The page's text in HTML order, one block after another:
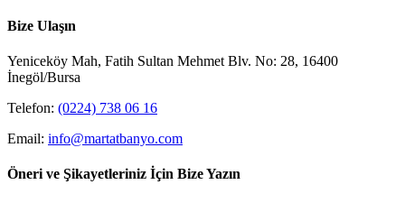
Bize Ulaşın
Yeniceköy Mah, Fatih Sultan Mehmet Blv. No: 28, 16400
İnegöl/Bursa
Telefon: (0224) 738 06 16
Email: info@martatbanyo.com
Öneri ve Şikayetleriniz İçin Bize Yazın